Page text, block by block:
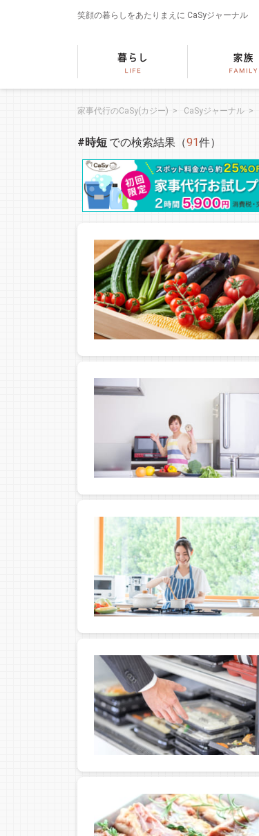
笑顔の暮らしをあたりまえに CaSyジャーナル
家事代行のCaSy(カジー) > CaSyジャーナル >
#時短 での検索結果（91件）